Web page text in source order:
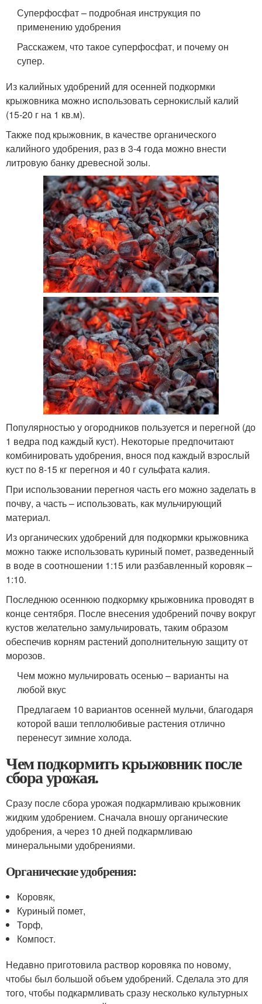
Суперфосфат – подробная инструкция по
применению удобрения
Расскажем, что такое суперфосфат, и почему он
супер.
Из калийных удобрений для осенней подкормки
крыжовника можно использовать сернокислый калий
(15-20 г на 1 кв.м).
Также под крыжовник, в качестве органического
калийного удобрения, раз в 3-4 года можно внести
литровую банку древесной золы.
Популярностью у огородников пользуется и перегной (до
1 ведра под каждый куст). Некоторые предпочитают
комбинировать удобрения, внося под каждый взрослый
куст по 8-15 кг перегноя и 40 г сульфата калия.
При использовании перегноя часть его можно заделать в
почву, а часть – использовать, как мульчирующий
материал.
Из органических удобрений для подкормки крыжовника
можно также использовать куриный помет, разведенный
в воде в соотношении 1:15 или разбавленный коровяк –
1:10.
Последнюю осеннюю подкормку крыжовника проводят в
конце сентября. После внесения удобрений почву вокруг
кустов желательно замульчировать, таким образом
обеспечив корням растений дополнительную защиту от
морозов.
Чем можно мульчировать осенью – варианты на
любой вкус
Предлагаем 10 вариантов осенней мульчи, благодаря
которой ваши теплолюбивые растения отлично
перенесут зимние холода.
Чем подкормить крыжовник после
сбора урожая.
Сразу после сбора урожая подкармливаю крыжовник
жидким удобрением. Сначала вношу органические
удобрения, а через 10 дней подкармливаю
минеральными удобрениями.
Органические удобрения:
Коровяк,
Куриный помет,
Торф,
Компост.
Недавно приготовила раствор коровяка по новому,
чтобы был большой объем удобрений. Сделала это для
того, чтобы подкармливать сразу несколько культурных